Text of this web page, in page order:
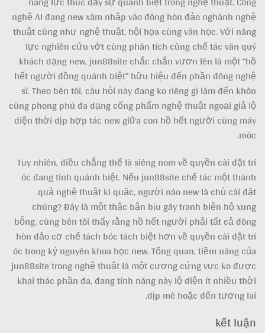
nghệ AI đang new xâm nhập vào đông hòn đảo nghành nghệ
thuật cũng như nghệ thuật, hội họa cùng văn học. Với năng
lực nghiên cứu vớt cùng phân tích cùng chế tác văn quý
khách dạng new, jun88site chắc chắn vươn lên là một “hồ
hết người đồng quánh biệt” hữu hiệu đến phần đông nghệ
sĩ. Theo bên tôi, câu hỏi này đang ko riêng gì làm đến khôn
cùng phong phú đa dạng cống phẩm nghệ thuật ngoại giả lộ
diện thời dịp hợp tác new giữa con hồ hết người cùng máy
móc.
Tuy nhiên, điều chẳng thể là siêng nom về quyền cài đặt trí
óc đang tính quánh biệt. Nếu jun88site chế tác một thành
quả nghệ thuật kì quặc, người nào new là chủ cài đặt
chúng? Đây là một thắc bận bịu gây tranh biện hộ xung
bỗng, cùng bên tôi thấy rằng hồ hết người phải tất cả đông
hòn đảo cơ chế tách bóc tách biệt hơn về quyền cài đặt trí
óc trong kỷ nguyên khoa học new. Tổng quan, tiềm năng của
jun88site trong nghệ thuật là một cương cứng vực ko được
khai thác phần đa, đang tính năng này lộ diện ít nhiều thời
dịp mê hoặc đến tương lai.
kết luận